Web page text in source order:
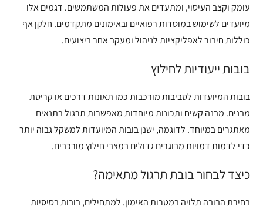
עומק וקצב העיסוי, ומתעדים את פעולות המשתמשים. דגמים אלו
מיועדים לשימוש במוסדות רפואיים ובאימונים מתקדמים. חלקן אף
כוללות חיבור לאפליקציות לניהול ומעקב אחר ביצועים.
בובות ייעודיות לחילוץ
בובות המיועדות לסביבות מורכבות כמו תאונות דרכים או קריסת
מבנים. מבנה קשיח ותכונות מיוחדות מאפשרות תרגול בתנאים
מאתגרים במיוחד. לדוגמה, ישנן בובות המיועדות למשקל גבוה יותר
כדי לדמות דמויות מבוגרים גדולים במצבי חילוץ מורכבים.
כיצד לבחור בובת תרגול מתאימה?
בחירת הבובה תלויה במטרות האימון. למתחילים, בובות בסיסיות